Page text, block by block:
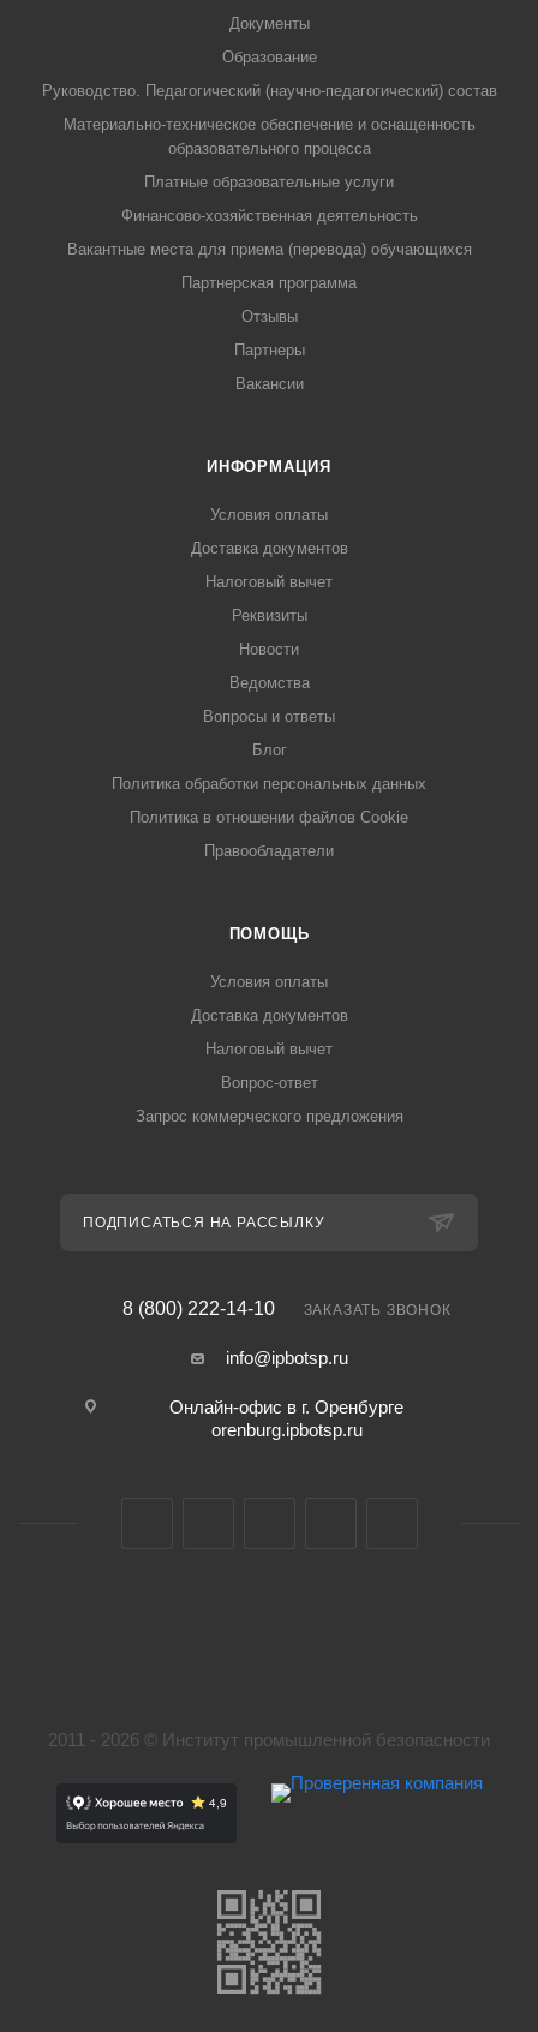
Документы
Образование
Руководство. Педагогический (научно-педагогический) состав
Материально-техническое обеспечение и оснащенность
образовательного процесса
Платные образовательные услуги
Финансово-хозяйственная деятельность
Вакантные места для приема (перевода) обучающихся
Партнерская программа
Отзывы
Партнеры
Вакансии
ИНФОРМАЦИЯ
Условия оплаты
Доставка документов
Налоговый вычет
Реквизиты
Новости
Ведомства
Вопросы и ответы
Блог
Политика обработки персональных данных
Политика в отношении файлов Cookie
Правообладатели
ПОМОЩЬ
Условия оплаты
Доставка документов
Налоговый вычет
Вопрос-ответ
Запрос коммерческого предложения
ПОДПИСАТЬСЯ НА РАССЫЛКУ
8 (800) 222-14-10 ЗАКАЗАТЬ ЗВОНОК
info@ipbotsp.ru
Онлайн-офис в г. Оренбурге
orenburg.ipbotsp.ru
2011 - 2026 © Институт промышленной безопасности